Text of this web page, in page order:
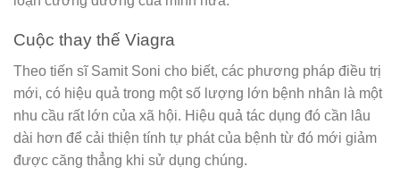
Cuộc thay thế Viagra
Theo tiến sĩ Samit Soni cho biết, các phương pháp điều trị
mới, có hiệu quả trong một số lượng lớn bệnh nhân là một
nhu cầu rất lớn của xã hội. Hiệu quả tác dụng đó cần lâu
dài hơn để cải thiện tính tự phát của bệnh từ đó mới giảm
được căng thẳng khi sử dụng chúng.